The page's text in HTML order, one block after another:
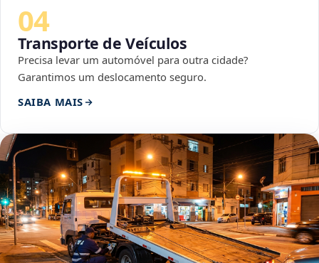
04
Transporte de Veículos
Precisa levar um automóvel para outra cidade?
Garantimos um deslocamento seguro.
SAIBA MAIS